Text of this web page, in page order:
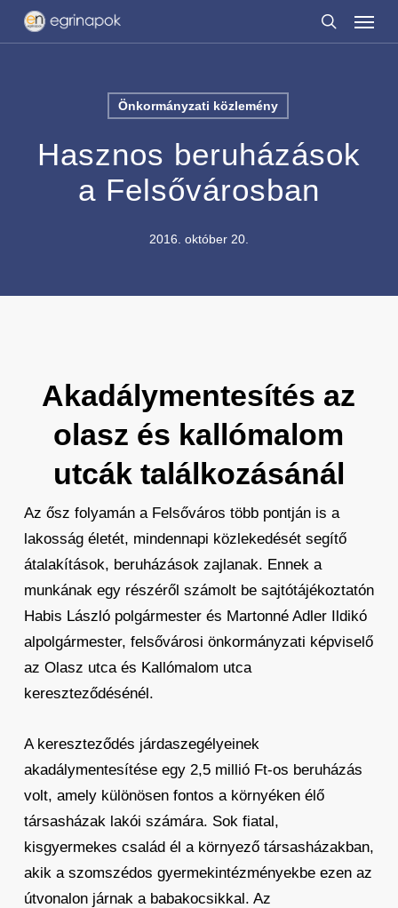
Skip
search
Menu
Önkormányzati közlemény
Hasznos beruházások
a Felsővárosban
2016. október 20.
Akadálymentesítés az
olasz és kallómalom
utcák találkozásánál
Az ősz folyamán a Felsőváros több pontján is a
lakosság életét, mindennapi közlekedését segítő
átalakítások, beruházások zajlanak. Ennek a
munkának egy részéről számolt be sajtótájékoztatón
Habis László polgármester és Martonné Adler Ildikó
alpolgármester, felsővárosi önkormányzati képviselő
az Olasz utca és Kallómalom utca
kereszteződésénél.
A kereszteződés járdaszegélyeinek
akadálymentesítése egy 2,5 millió Ft-os beruházás
volt, amely különösen fontos a környéken élő
társasházak lakói számára. Sok fiatal,
kisgyermekes család él a környező társasházakban,
akik a szomszédos gyermekintézményekbe ezen az
útvonalon járnak a babakocsikkal. Az